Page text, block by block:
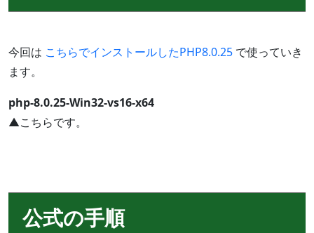
今回は こちらでインストールしたPHP8.0.25 で使っていき
ます。
php-8.0.25-Win32-vs16-x64
▲こちらです。
公式の手順